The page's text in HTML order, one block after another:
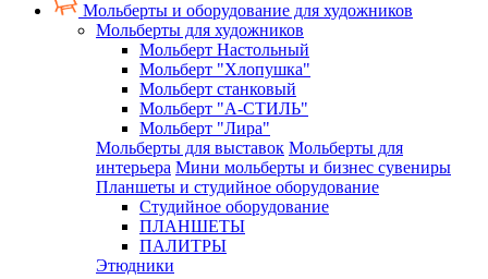
Мольберты и оборудование для художников
Мольберты для художников
Мольберт Настольный
Мольберт "Хлопушка"
Мольберт станковый
Мольберт "А-СТИЛЬ"
Мольберт "Лира"
Мольберты для выставок Мольберты для
интерьера Мини мольберты и бизнес сувениры
Планшеты и студийное оборудование
Студийное оборудование
ПЛАНШЕТЫ
ПАЛИТРЫ
Этюдники